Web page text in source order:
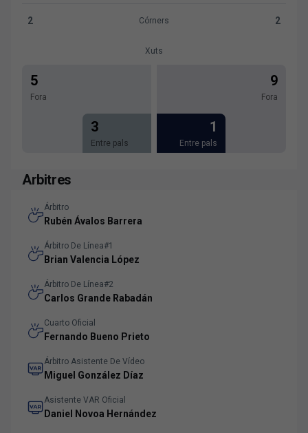
Córners:Cádiz CF 2 versus Levante UD 2
2 Córners 2
Xuts
5
Fora
3
Entre pals
9
Fora
1
Entre pals
Arbitres
Árbitro
Rubén Ávalos Barrera
Árbitro De Línea#1
Brian Valencia López
Árbitro De Línea#2
Carlos Grande Rabadán
Cuarto Oficial
Fernando Bueno Prieto
Árbitro Asistente De Vídeo
Miguel González Díaz
Asistente VAR Oficial
Daniel Novoa Hernández